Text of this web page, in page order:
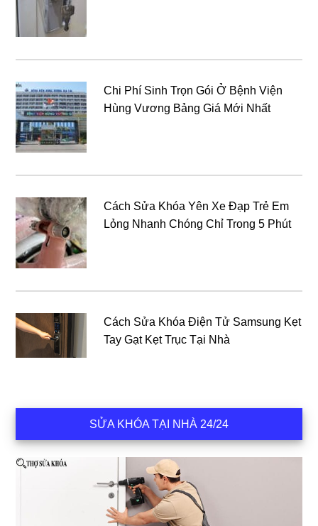
Chi Phí Sinh Trọn Gói Ở Bệnh Viện
Hùng Vương Bảng Giá Mới Nhất
Cách Sửa Khóa Yên Xe Đạp Trẻ Em
Lỏng Nhanh Chóng Chỉ Trong 5 Phút
Cách Sửa Khóa Điện Tử Samsung Kẹt
Tay Gạt Kẹt Trục Tại Nhà
SỬA KHÓA TẠI NHÀ 24/24